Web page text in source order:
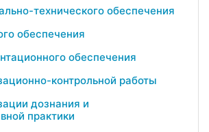
технического обеспечения
обеспечения
обеспечения
контрольной работы
дознания и
практики